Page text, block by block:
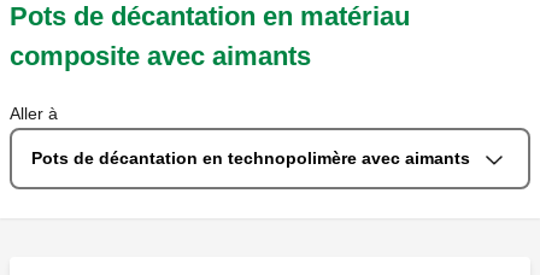
Pots de décantation en matériau
composite avec aimants
Aller à
Pots de décantation en technopolimère avec aimants